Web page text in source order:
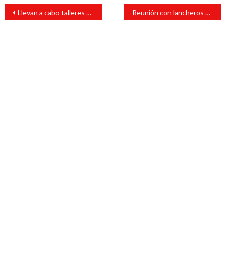
Navegación
entradas
Llevan a cabo talleres para la prevención de la violencia en Cabada Reunión con lancheros y pescadores en Catemaco, se busca una solución que beneficie a todos en relación al Lago